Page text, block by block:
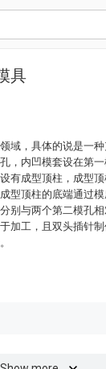
具
域，具体的说是一
，内凹模套设在第
有成型顶柱，成型
型顶柱的底端通过
别与两个第二模孔
加工，且双头插针